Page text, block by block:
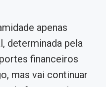
apenas
determinada pela
financeiros
mas vai continuar